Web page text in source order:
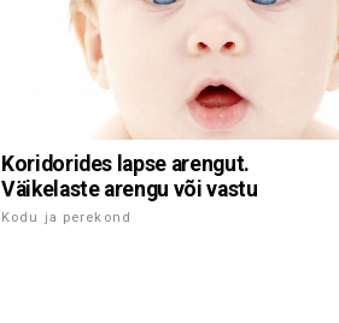
Koridorides lapse arengut.
Väikelaste arengu või vastu
Kodu ja perekond